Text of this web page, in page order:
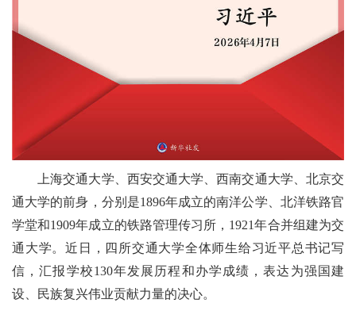
上海交通大学、西安交通大学、西南交通大学、北京交
通大学的前身，分别是1896年成立的南洋公学、北洋铁路官
学堂和1909年成立的铁路管理传习所，1921年合并组建为交
通大学。近日，四所交通大学全体师生给习近平总书记写
信，汇报学校130年发展历程和办学成绩，表达为强国建
设、民族复兴伟业贡献力量的决心。